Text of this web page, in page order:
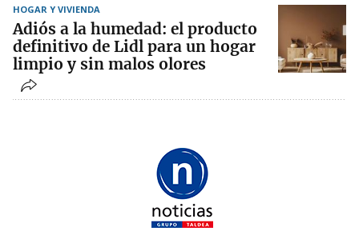
HOGAR Y VIVIENDA
Adiós a la humedad: el producto
definitivo de Lidl para un hogar
limpio y sin malos olores